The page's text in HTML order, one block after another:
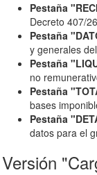
Pestaña
Decreto 407/
Pestaña
y generales
Pestaña
no
Pestaña
bases
Pestaña
datos para el
Versión